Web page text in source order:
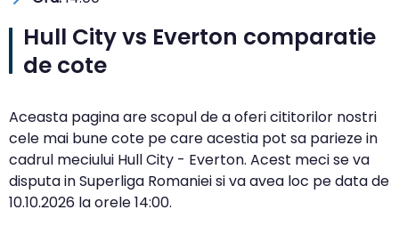
Hull City vs Everton comparatie
de cote
Aceasta pagina are scopul de a oferi cititorilor nostri
cele mai bune cote pe care acestia pot sa parieze in
cadrul meciului Hull City - Everton. Acest meci se va
disputa in Superliga Romaniei si va avea loc pe data de
10.10.2026 la orele14:00.